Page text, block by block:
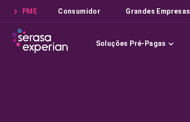
PME Consumidor Grandes Empresas
Soluções Pré-Pagas